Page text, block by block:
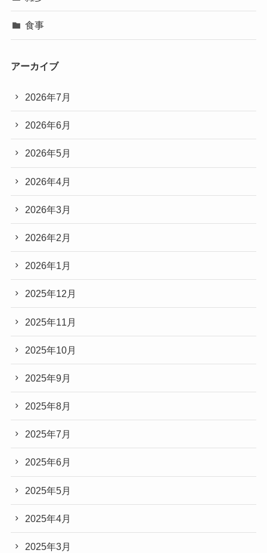
食事
アーカイブ
2026年7月
2026年6月
2026年5月
2026年4月
2026年3月
2026年2月
2026年1月
2025年12月
2025年11月
2025年10月
2025年9月
2025年8月
2025年7月
2025年6月
2025年5月
2025年4月
2025年3月